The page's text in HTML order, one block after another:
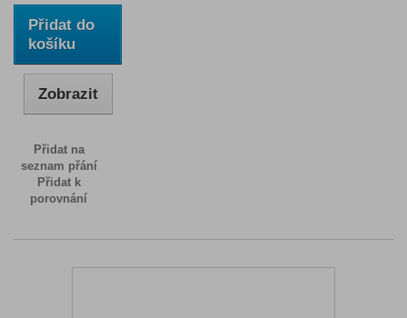
Přidat do
košíku
Zobrazit
Přidat na
seznam přání
Přidat k
porovnání